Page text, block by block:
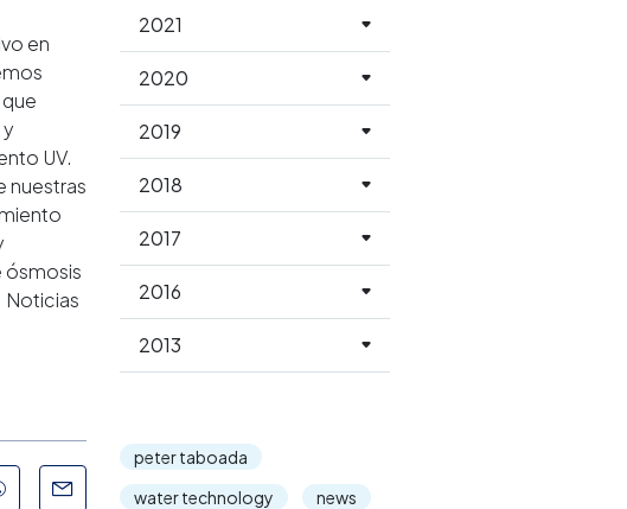
2021
2020
2019
2018
2017
2016
2013
peter taboada
water technology
news
en
UV.
nuestras
ósmosis
Noticias